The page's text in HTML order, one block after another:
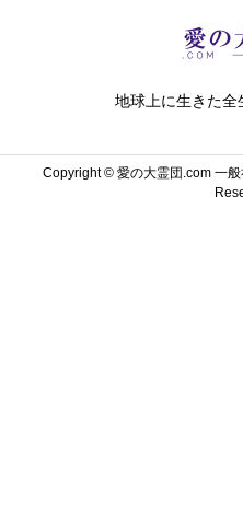
地球上に生きた全
Copyright ©愛の大霊団.com 一